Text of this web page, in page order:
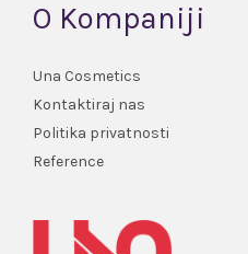
O Kompaniji
Una Cosmetics
Kontaktiraj nas
Politika privatnosti
Reference